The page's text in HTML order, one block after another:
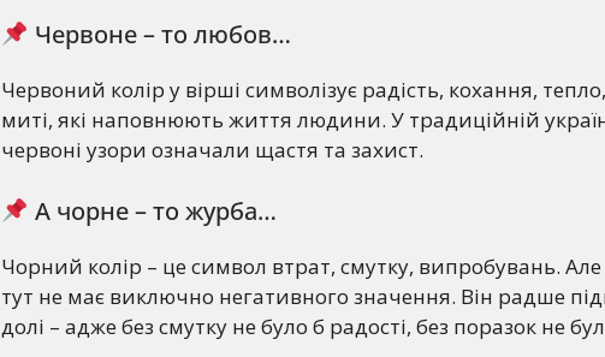
Червоне – то любов…
Червоний колір у вірші символізує радість, кохання, тепло,
миті, які наповнюють життя людини. У традиційній
червоні узори означали щастя та захист.
А чорне – то журба…
Чорний колір – це символ втрат, смутку, випробувань.
тут не має виключно негативного значення. Він радше
долі – адже без смутку не було б радості, без поразок не